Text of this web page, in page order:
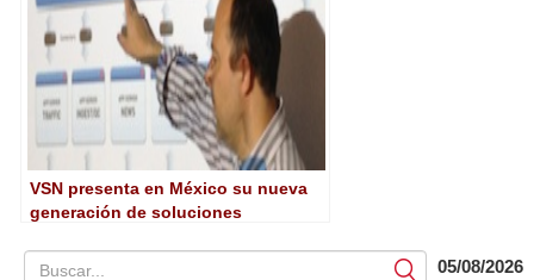
VSN presenta en México su nueva
generación de soluciones
Submit05/08/2026